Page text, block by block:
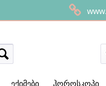
ექიმები ჰოროსკოპი